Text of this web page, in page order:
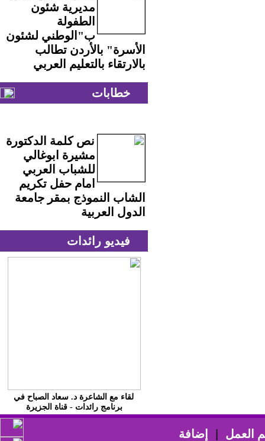
مديرية شئون
الطفولة
ب"الوطني لشئون
الأسرة" بالأردن تطالب
بالارتقاء بالتعليم العربي
خطابات
نص كلمة الدكتورة
مشيرة ابوغالي
للشباب العربي
امام حفل تكريم
الشاب النموذج بمقر جامعة
الدول العربية
فيديو رائدات
لقاء مع الشاعرة د. سعاد الصباح في
برنامج رائدات - قناة الجزيرة
العمل
إضافة